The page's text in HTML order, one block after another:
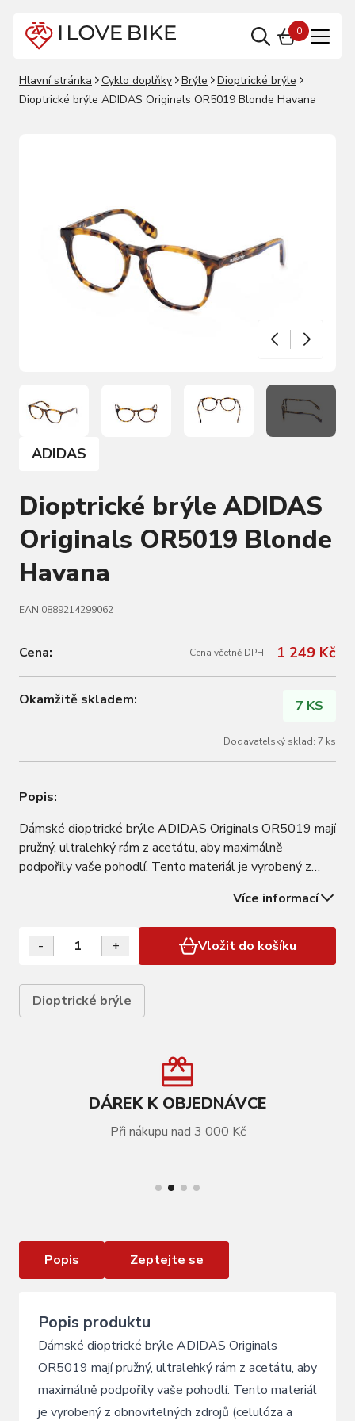
0
Hlavní stránka Cyklo doplňky Brýle
Dioptrické brýle
Dioptrické brýle ADIDAS Originals OR5019 Blonde Havana
ADIDAS
Dioptrické brýle ADIDAS
Originals OR5019 Blonde
Havana
EAN 0889214299062
Cena: Cena včetně DPH 1 249 Kč
Okamžitě skladem: 7 KS
Dodavatelský sklad: 7 ks
Popis:
Dámské dioptrické brýle ADIDAS Originals OR5019 mají
pružný, ultralehký rám z acetátu, aby maximálně
podpořily vaše pohodlí. Tento materiál je vyrobený z
a navíc hypoalergenní, takže je vhodný pro uživatele s
citlivou pokožkou. ADIDAS…
Více informací
- + Vložit do košíku
Dioptrické brýle
DÁREK K OBJEDNÁVCE
Při nákupu nad 3 000 Kč
Dioptrické brýle ADIDAS Originals OR5019
Popis Zeptejte se
Popis produktu
Dámské dioptrické brýle ADIDAS Originals
OR5019 mají pružný, ultralehký rám z acetátu, aby
maximálně podpořily vaše pohodlí. Tento materiál
je vyrobený z obnovitelných zdrojů (celulóza a